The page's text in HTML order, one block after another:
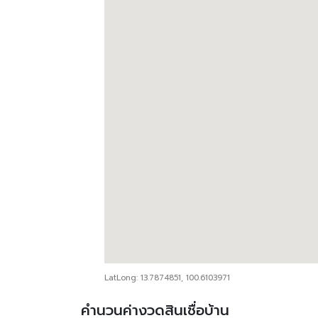
LatLong: 13.7874851, 100.6103971
คำนวนค่างวดสินเชื่อบ้าน